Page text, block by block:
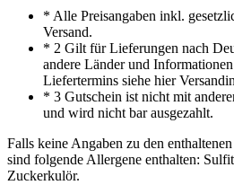
* Alle Preisangaben inkl.
Versand.
* 2 Gilt für Lieferungen nach
andere Länder und
Liefertermins siehe hier
* 3 Gutschein ist nicht mit
und wird nicht bar ausgezahlt.
Falls keine Angaben zu den
sind folgende Allergene enthalten:
Zuckerkulör.